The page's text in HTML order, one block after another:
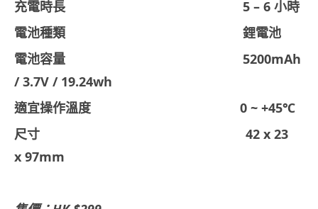
充電時長 5 – 6 小時
電池種類 鋰電池
電池容量 5200mAh
/ 3.7V / 19.24wh
適宜操作溫度 0 ~ +45℃
尺寸 42 x 23
x 97mm